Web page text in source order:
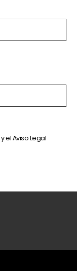
y elAviso Legal